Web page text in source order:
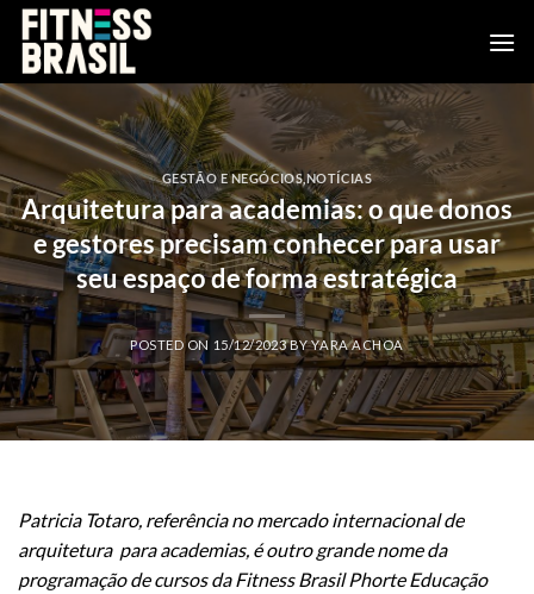
Skip
content
GESTÃO E NEGÓCIOS,NOTÍCIAS
Arquitetura para academias: o que donos
e gestores precisam conhecer para usar
seu espaço de forma estratégica
POSTED ON 15/12/2023BYYARA ACHOA
Patricia Totaro, referência no mercado internacional de
arquitetura para academias, é outro grande nome da
programação de cursos daFitness Brasil Phorte Educação